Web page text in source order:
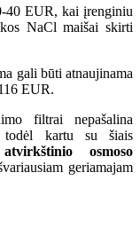
40 EUR, kai įrenginiu
NaCl maišai skirti
gali būti atnaujinama
EUR.
filtrai nepašalina
todėl kartu su šiais
osmoso
geriamajam